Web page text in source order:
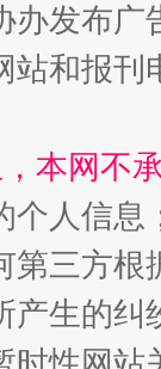
从幼
办发布
站和报
本网不
个人信息
第三方根
产生的纠